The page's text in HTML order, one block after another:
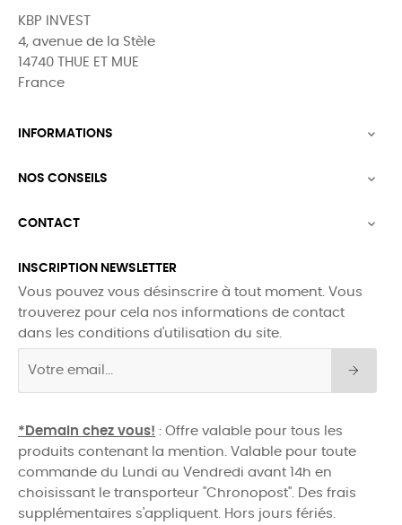
KBP INVEST
4, avenue de la Stèle
14740 THUE ET MUE
France
INFORMATIONS 
NOS CONSEILS 
CONTACT 
INSCRIPTION NEWSLETTER
Vous pouvez vous désinscrire à tout moment. Vous
trouverez pour cela nos informations de contact
dans les conditions d'utilisation du site.
*Demain chez vous! : Offre valable pour tous les
produits contenant la mention. Valable pour toute
commande du Lundi au Vendredi avant 14h en
choisissant le transporteur "Chronopost". Des frais
supplémentaires s'appliquent. Hors jours fériés.